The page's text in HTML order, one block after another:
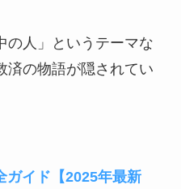
の人」というテーマな
済の物語が隠されてい
ガイド【2025年最新